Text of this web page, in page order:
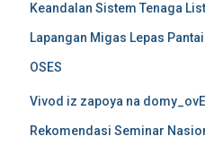
Keandalan Sistem Tenaga
Lapangan Migas Lepas Pantai
OSES
Vivod iz zapoya na
Rekomendasi Seminar